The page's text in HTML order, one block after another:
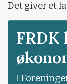
Det giver et
I